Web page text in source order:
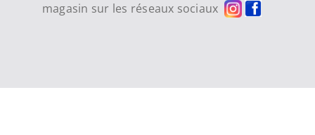
magasin sur les réseaux sociaux